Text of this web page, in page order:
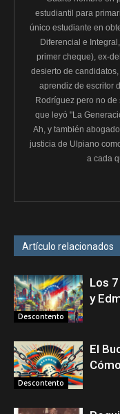
estudiantil para
único estudiante en
Diferencial e
primer cheque), ex-
desierto de
aprendiz de escritor
Rodríguez pero no
que leyó "La
Ah, y también
justicia de Ulpiano
a cada
Artículo relacionados
Descontento
Los
y
Descontento
El